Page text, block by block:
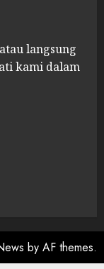
langsung
kami dalam
by AF themes.